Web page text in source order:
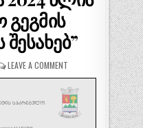
გეგმის
LEAVE A COMMENT